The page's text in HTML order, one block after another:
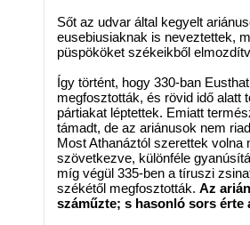
Sőt az udvar által kegyelt
eusebiusiaknak is neveztettek,
püspököket székeikből
Így történt, hogy 330-ban
megfosztották, és rövid idő alatt
pártiakat léptettek. Emiatt
támadt, de az ariánusok nem
Most Athanáztól szerettek
szövetkezve, különféle
míg végül 335-ben a tíruszi
székétől megfosztották. Az
száműzte; s hasonló sors érte